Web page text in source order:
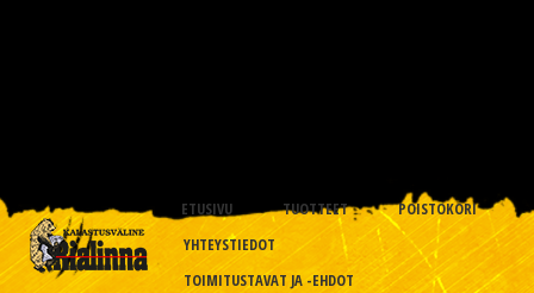
ETUSIVU TUOTTEET
POISTOKORI
YHTEYSTIEDOT
TOIMITUSTAVAT JA -EHDOT